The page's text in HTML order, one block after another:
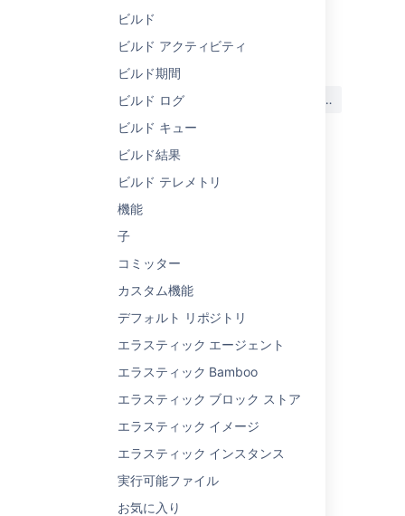
ビルド
ビルド アクティビティ
ビルド期間
ビルド ログ
ビルド キュー
ビルド結果
ビルド テレメトリ
機能
子
コミッター
カスタム機能
デフォルト リポジトリ
エラスティック エージェント
エラスティック Bamboo
エラスティック ブロック ストア
エラスティック イメージ
エラスティック インスタンス
実行可能ファイル
お気に入り
いいえ
関連コンテンツ
Task page
Configuring tasks
Configuring tasks
Migration task
individuals